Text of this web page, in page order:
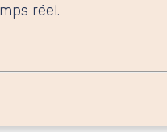
réel.